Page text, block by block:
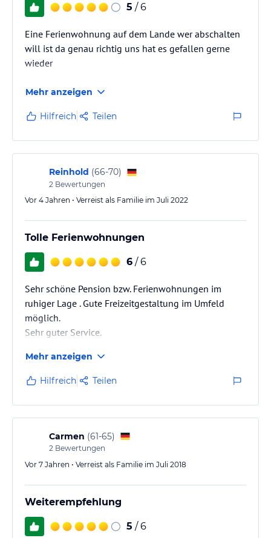
5 / 6
Eine Ferienwohnung auf dem Lande wer abschalten
will ist da genau richtig uns hat es gefallen gerne
wieder
Mehr anzeigen
Hilfreich Teilen
Reinhold (66-70)
2 Bewertungen
Vor 4 Jahren • Verreist als Familie im Juli 2022
Tolle Ferienwohnungen
6 / 6
Sehr schöne Pension bzw. Ferienwohnungen im
ruhiger Lage . Gute Freizeitgestaltung im Umfeld
möglich.
Sehr guter Service.
Mehr anzeigen
Hilfreich Teilen
Carmen (61-65)
2 Bewertungen
Vor 7 Jahren • Verreist als Familie im Juli 2018
Weiterempfehlung
5 / 6